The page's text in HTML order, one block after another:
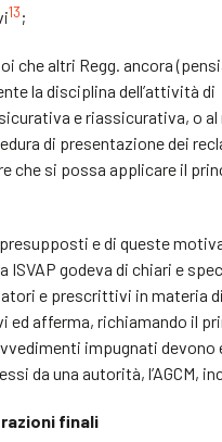
13;
che altri Regg. ancora
la disciplina dell’attività di
e riassicurativa, o al
di presentazione dei
che si possa applicare il
e di queste
ISVAP godeva di chiari e
e prescrittivi in materia
ed afferma, richiamando il
impugnati devono
da una autorità, l’AGCM,
finali